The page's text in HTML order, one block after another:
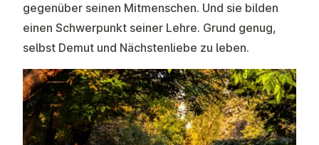
gegenüber seinen Mitmenschen. Und sie bilden
einen Schwerpunkt seiner Lehre. Grund genug,
selbst Demut und Nächstenliebe zu leben.